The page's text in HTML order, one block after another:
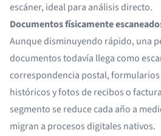
escáner, ideal para análisis directo.
Documentos físicamente
Aunque disminuyendo rápido, una
documentos todavía llega como
correspondencia postal,
históricos y fotos de recibos o
segmento se reduce cada año a
migran a procesos digitales nativos.